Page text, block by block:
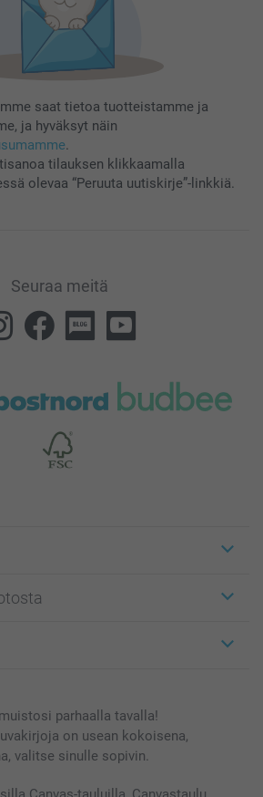
saat tietoa tuotteistamme ja
ja hyväksyt näin
.
tilauksen klikkaamalla
olevaa “Peruuta uutiskirje”-linkkiä.
Seuraa meitä
parhaalla tavalla!
on usean kokoisena,
valitse sinulle sopivin.